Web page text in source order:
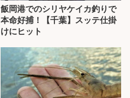
飯岡港でのシリヤケイカ釣りで
本命好捕！【千葉】スッテ仕掛
けにヒット